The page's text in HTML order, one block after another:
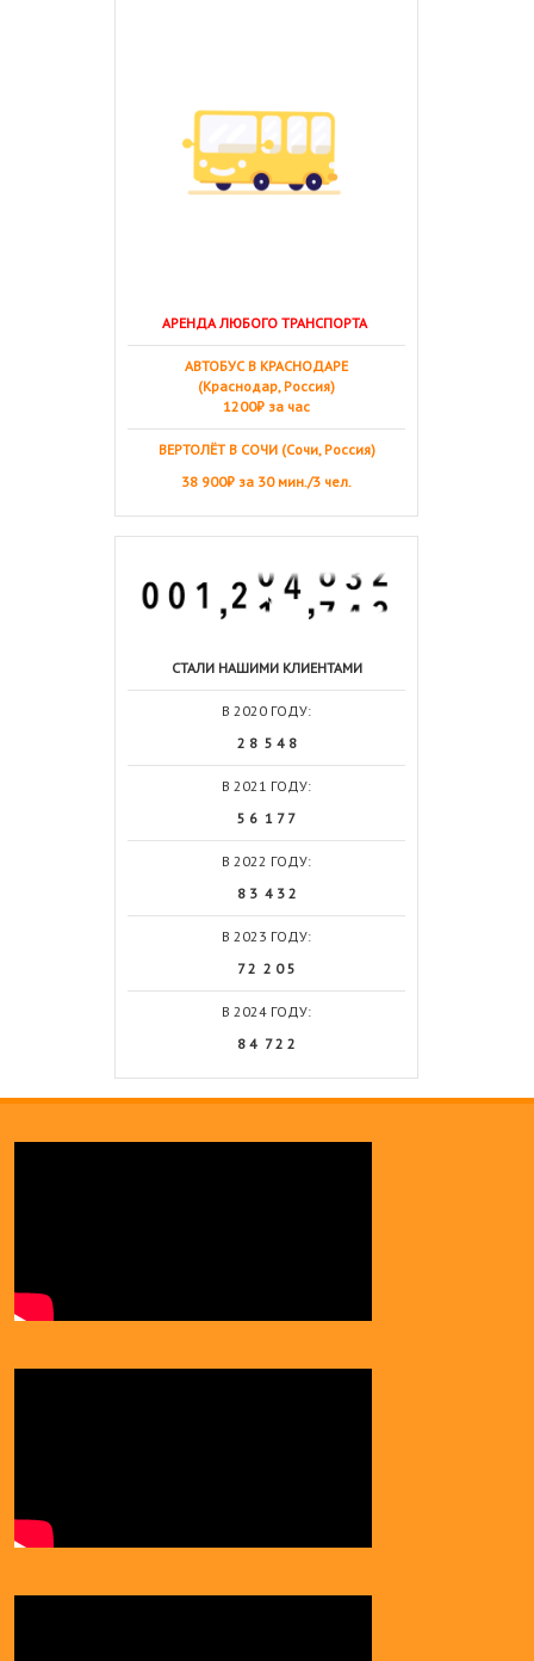
АРЕНДА ЛЮБОГО ТРАНСПОРТА
АВТОБУС В КРАСНОДАРЕ
(Краснодар, Россия)
1200₽ за час
ВЕРТОЛЁТ В СОЧИ (Сочи, Россия)
38 900₽ за 30 мин./3 чел.
СТАЛИ НАШИМИ КЛИЕНТАМИ
В 2020 ГОДУ:
2 8 5 4 8
В 2021 ГОДУ:
5 6 1 7 7
В 2022 ГОДУ:
8 3 4 3 2
В 2023 ГОДУ:
7 2 2 0 5
В 2024 ГОДУ:
8 4 7 2 2